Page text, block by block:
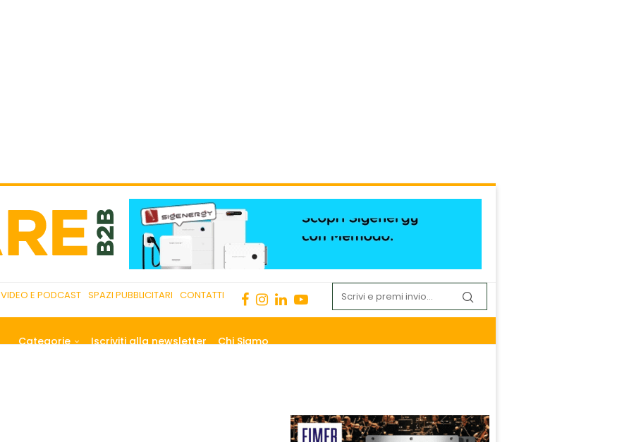
VIDEO E PODCAST SPAZI PUBBLICITARI CONTATTI
Categorie Iscriviti alla newsletter Chi Siamo